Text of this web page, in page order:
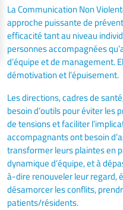
La Communication Non
approche puissante de
efficacité tant au niveau
personnes accompagnées
d’équipe et de management.
démotivation et l’épuisement.
Les directions, cadres de
besoin d’outils pour éviter
de tensions et faciliter
accompagnants ont besoin
transformer leurs plaintes en
dynamique d’équipe, et à
à-dire renouveler leur regard,
désamorcer les conflits,
patients/résidents.